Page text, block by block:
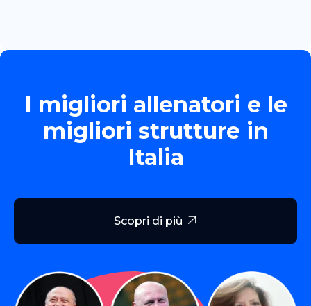
I migliori allenatori e le
migliori strutture in
Italia
Scopri di più 